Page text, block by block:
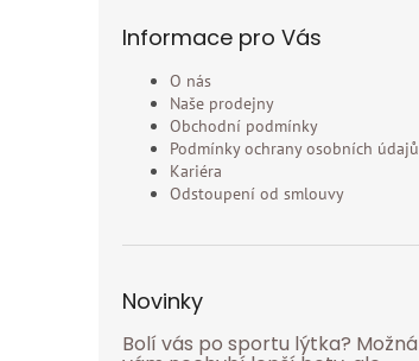
Informace pro Vás
O nás
Naše prodejny
Obchodní podmínky
Podmínky ochrany osobních údajů
Kariéra
Odstoupení od smlouvy
Novinky
Bolí vás po sportu lýtka? Možná